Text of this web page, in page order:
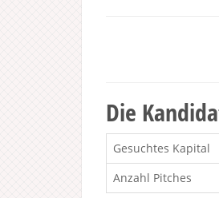
Die
Gesuchtes Kapital
Anzahl Pitches